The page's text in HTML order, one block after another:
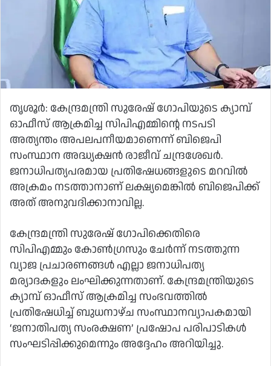
തൃശൂര്‍: കേന്ദ്രമന്ത്രി സുരേഷ് ഗോപിയുടെ ക്യാമ്പ്
ഓഫീസ് ആക്രമിച്ച സിപിഎമ്മിന്റെ നടപടി
അത്യന്തം അപലപനീയമാണെന്ന് ബിജെപി
സംസ്ഥാന അദ്ധ്യക്ഷന്‍ രാജീവ് ചന്ദ്രശേഖര്‍.
ജനാധിപത്യപരമായ പ്രതിഷേധങ്ങളുടെ മറവില്‍
അക്രമം നടത്താനാണ് ലക്ഷ്യമെങ്കില്‍ ബിജെപിക്ക്
അത് അനുവദിക്കാനാവില്ല.
കേന്ദ്രമന്ത്രി സുരേഷ് ഗോപിക്കെതിരെ
സിപിഎമ്മും കോണ്‍ഗ്രസും ചേര്‍ന്ന് നടത്തുന്ന
വ്യാജ പ്രചാരണങ്ങള്‍ എല്ലാ ജനാധിപത്യ
മര്യാദകളും ലംഘിക്കുന്നതാണ്. കേന്ദ്രമന്ത്രിയുടെ
ക്യാമ്പ് ഓഫീസ് ആക്രമിച്ച സംഭവത്തില്‍
പ്രതിഷേധിച്ച് ബുധനാഴ്ച സംസ്ഥാനവ്യാപകമായി
‘ജനാതിപത്യ സംരക്ഷണ’ പ്രഷോപ പരിപാടികള്‍
സംഘടിപ്പിക്കുമെന്നും അദ്ദേഹം അറിയിച്ചു.